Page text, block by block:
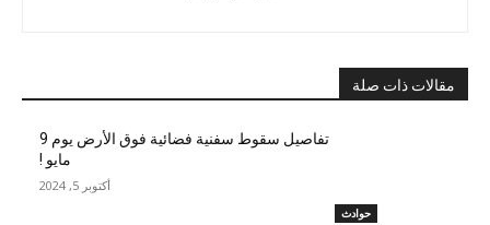
مقالات ذات صلة
حوادث
تفاصيل سقوط سفنية فضائية فوق الأرض يوم 9
مايو !
أكتوبر 5, 2024